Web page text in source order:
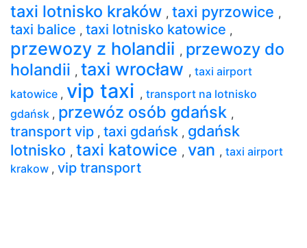
taxi lotnisko kraków , taxi pyrzowice ,
taxi balice , taxi lotnisko katowice ,
przewozy z holandii , przewozy do
holandii , taxi wrocław , taxi airport
katowice , vip taxi , transport na lotnisko
gdańsk , przewóz osób gdańsk ,
transport vip , taxi gdańsk , gdańsk
lotnisko , taxi katowice , van , taxi airport
krakow , vip transport